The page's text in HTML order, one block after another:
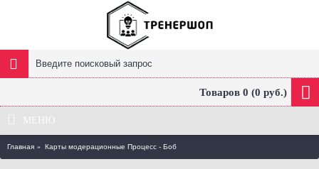
Товаров 0 (0 руб.)
МЕНЮ
Главная Карты модерационные Процесс - Боб